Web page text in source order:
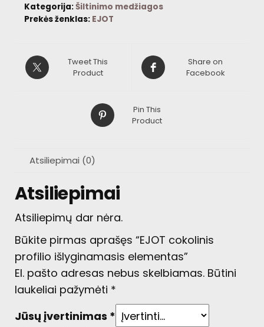
Kategorija:Šiltinimo medžiagos
Prekės ženklas: EJOT
Tweet This
Product
Share on
Facebook
Pin This
Product
Atsiliepimai (0)
Atsiliepimai
Atsiliepimų dar nėra.
Būkite pirmas aprašęs “EJOT cokolinis
profilio išlyginamasis elementas”
El. pašto adresas nebus skelbiamas. Būtini
laukeliai pažymėti *
Jūsų įvertinimas *